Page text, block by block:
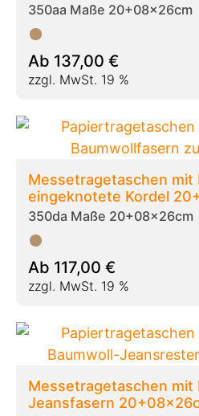
350aa Maße 20+08x26cm
Ab 137,00 €
zzgl. MwSt. 19 %
Messetragetaschen mit
eingeknotete Kordel
350da Maße 20+08x26cm
Ab 117,00 €
zzgl. MwSt. 19 %
Messetragetaschen mit
Jeansfasern